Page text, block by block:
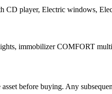
CD player, Electric windows,
immobilizer COMFORT
before buying. Any